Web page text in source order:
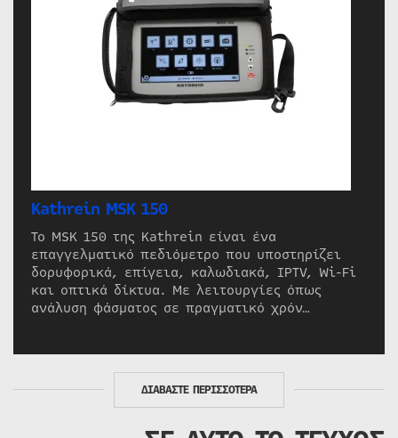
Kathrein MSK 150
Το MSK 150 της Kathrein είναι ένα
επαγγελματικό πεδιόμετρο που υποστηρίζει
δορυφορικά, επίγεια, καλωδιακά, IPTV, Wi-Fi
και οπτικά δίκτυα. Με λειτουργίες όπως
ανάλυση φάσματος σε πραγματικό χρόν…
ΔΙΑΒΑΣΤΕ ΠΕΡΙΣΣΟΤΕΡΑ